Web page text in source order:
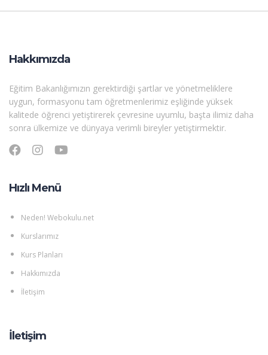
Hakkımızda
Eğitim Bakanlığımızın gerektirdiği şartlar ve yönetmeliklere
uygun, formasyonu tam öğretmenlerimiz eşliğinde yüksek
kalitede öğrenci yetiştirerek çevresine uyumlu, başta ilimiz daha
sonra ülkemize ve dünyaya verimli bireyler yetiştirmektir.
Hızlı Menü
Neden! Webokulu.net
Kurslarımız
Kurs Planları
Hakkımızda
İletişim
İletişim